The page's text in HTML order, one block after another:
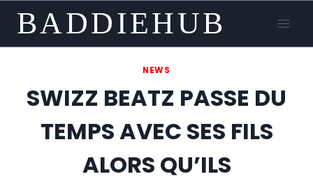
content
BADDIEHUB
NEWS
SWIZZ BEATZ PASSE DU
TEMPS AVEC SES FILS
ALORS QU’ILS